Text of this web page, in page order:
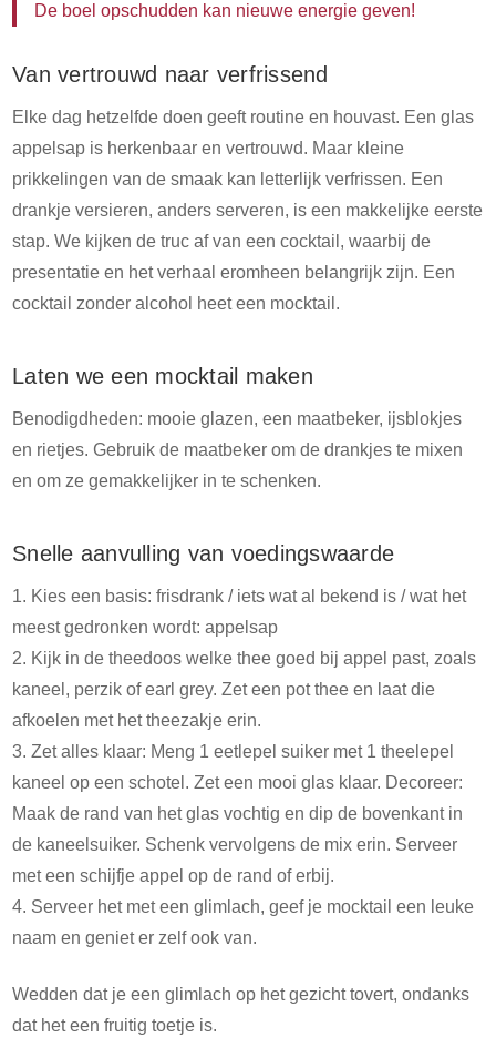
De boel opschudden kan nieuwe energie geven!
Van vertrouwd naar verfrissend
Elke dag hetzelfde doen geeft routine en houvast. Een glas
appelsap is herkenbaar en vertrouwd. Maar kleine
prikkelingen van de smaak kan letterlijk verfrissen. Een
drankje versieren, anders serveren, is een makkelijke eerste
stap. We kijken de truc af van een cocktail, waarbij de
presentatie en het verhaal eromheen belangrijk zijn. Een
cocktail zonder alcohol heet een mocktail.
Laten we een mocktail maken
Benodigdheden: mooie glazen, een maatbeker, ijsblokjes
en rietjes. Gebruik de maatbeker om de drankjes te mixen
en om ze gemakkelijker in te schenken.
Snelle aanvulling van voedingswaarde
Kies een basis: frisdrank / iets wat al bekend is / wat het
meest gedronken wordt: appelsap
Kijk in de theedoos welke thee goed bij appel past, zoals
kaneel, perzik of earl grey. Zet een pot thee en laat die
afkoelen met het theezakje erin.
Zet alles klaar: Meng 1 eetlepel suiker met 1 theelepel
kaneel op een schotel. Zet een mooi glas klaar. Decoreer:
Maak de rand van het glas vochtig en dip de bovenkant in
de kaneelsuiker. Schenk vervolgens de mix erin. Serveer
met een schijfje appel op de rand of erbij.
Serveer het met een glimlach, geef je mocktail een leuke
naam en geniet er zelf ook van.
Wedden dat je een glimlach op het gezicht tovert, ondanks
dat het een fruitig toetje is.